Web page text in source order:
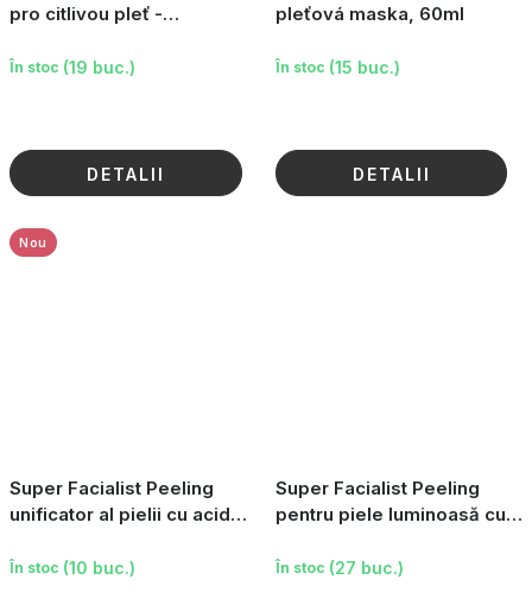
pro citlivou pleť -
În stoc (19 buc.)
DETALII
pleťová maska, 60ml
În stoc (15 buc.)
DETALII
Super Facialist Peeling
unificator al pielii cu acid
Nou
În stoc (10 buc.)
Super Facialist Peeling
pentru piele luminoasă cu
În stoc (27 buc.)